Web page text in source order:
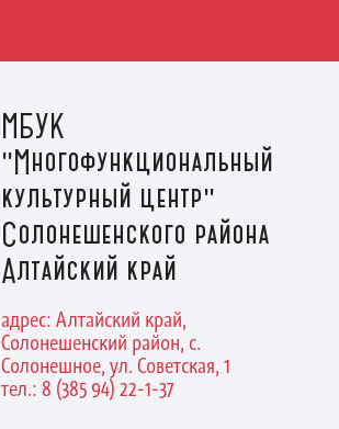
МБУК
"Многофункциональный
культурный центр"
Солонешенского района
Алтайский край
адрес: Алтайский край,
Солонешенский район, с.
Солонешное, ул. Советская, 1
тел.: 8 (385 94) 22-1-37